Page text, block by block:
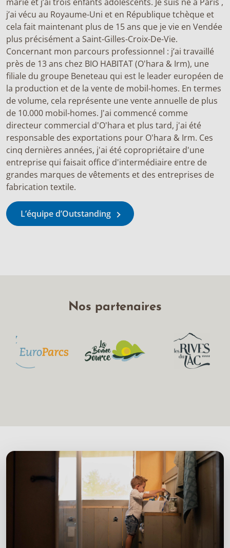
j’ai vécu au Royaume-Uni et en République tchèque et
cela fait maintenant plus de 15 ans que je vie en Vendée
plus précisément a Saint-Gilles-Croix-De-Vie.
Concernant mon parcours professionnel : j’ai travaillé
près de 13 ans chez BIO HABITAT (O'hara & Irm), une
filiale du groupe Beneteau qui est le leader européen de
la production et de la vente de mobil-homes. En termes
de volume, cela représente une vente annuelle de plus
de 10.000 mobil-homes. J'ai commencé comme
directeur commercial d'O'hara et plus tard, j'ai été
responsable des exportations pour O'hara & Irm. Ces
cinq dernières années, j'ai été copropriétaire d'une
entreprise qui faisait office d'intermédiaire entre de
grandes marques de vêtements et des entreprises de
fabrication textile.
L’équipe d’Outstanding
Nos partenaires